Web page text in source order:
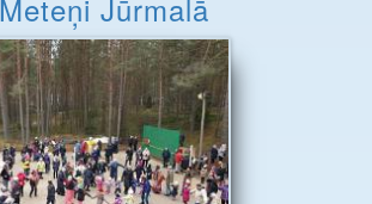
Meteņi Jūrmalā